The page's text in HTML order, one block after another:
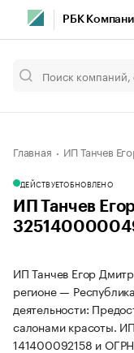
РБК
Главная ИП Танчев
ДЕЙСТВУЕТОБНОВЛЕНО
ИП Танчев
ИП Танчев Егор
регионе —
деятельности:
салонами красоты.
141400092158 и